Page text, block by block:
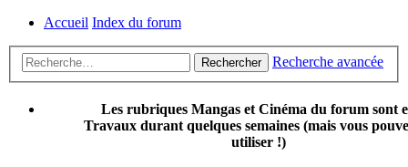
Accueil Index du forum
Rechercher Recherche avancée
Les rubriques Mangas et Cinéma du forum sont
Travaux durant quelques semaines (mais vous
utiliser !)